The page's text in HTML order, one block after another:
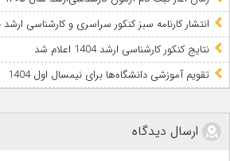
انتشار کارنامه سبز کنکور سراسری و کارشناسی ارشد 1404
نتایج کنکور کارشناسی ارشد 1404 اعلام شد
تقویم آموزشی دانشگاه‌ها برای نیمسال اول 1404
ارسال دیدگاه